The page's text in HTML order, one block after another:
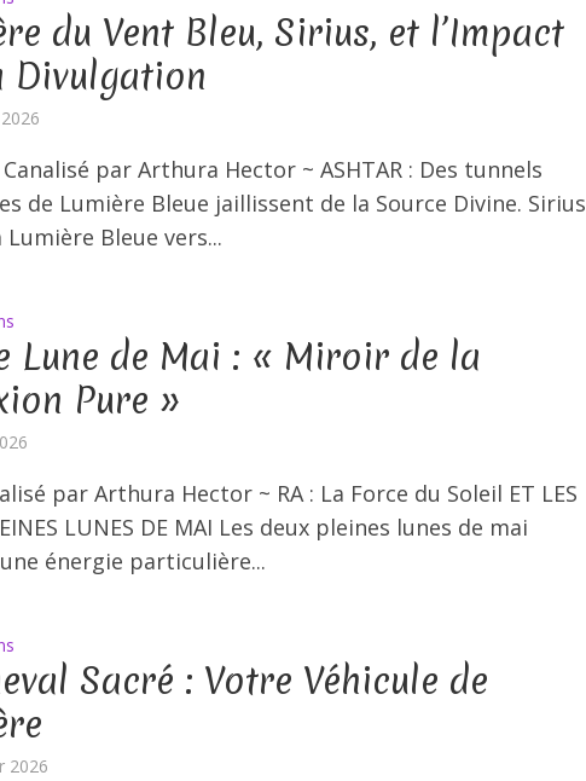
du Vent Bleu, Sirius, et l’Impact
Divulgation
par Arthura Hector ~ ASHTAR : Des tunnels
de Lumière Bleue jaillissent de la Source Divine. Sirius
Lumière Bleue vers...
Lune de Mai : « Miroir de la
Pure »
par Arthura Hector ~ RA : La Force du Soleil ET LES
LUNES DE MAI Les deux pleines lunes de mai
énergie particulière...
Sacré : Votre Véhicule de
2026